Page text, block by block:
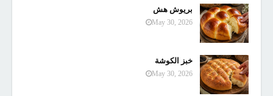
بريوش هش
May 30, 2026
خبز الكوشة
May 30, 2026